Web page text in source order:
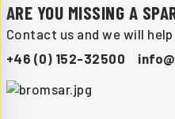
ARE YOU MISSING A
Contact us and we will
+46 (0) 152-32500